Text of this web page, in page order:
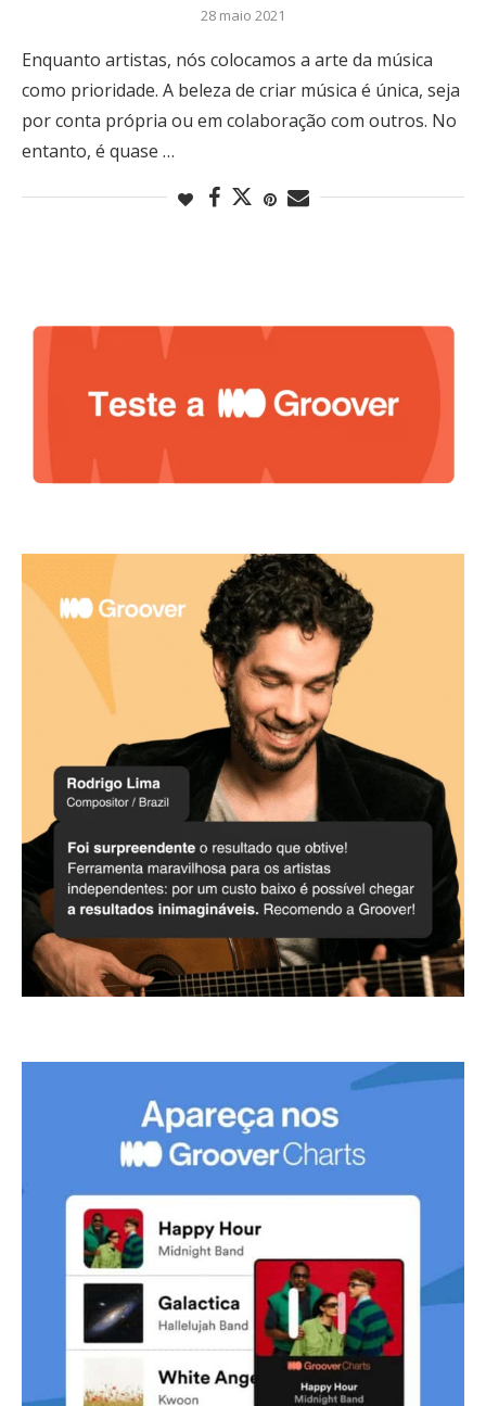
28 maio 2021
Enquanto artistas, nós colocamos a arte da música
como prioridade. A beleza de criar música é única, seja
por conta própria ou em colaboração com outros. No
entanto, é quase …